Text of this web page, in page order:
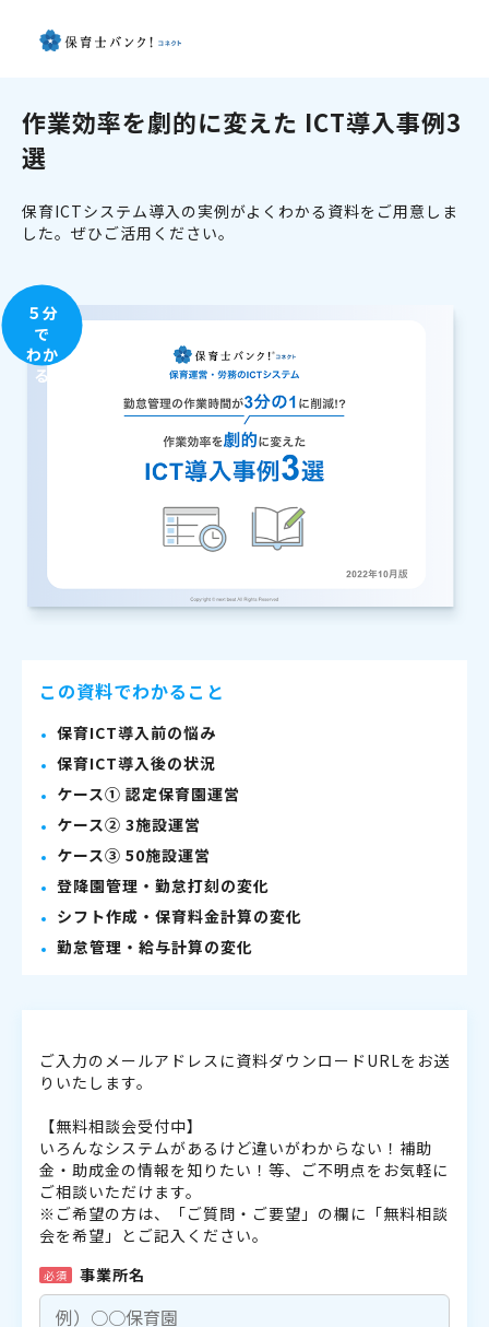
作業効率を劇的に変えた ICT導入事例3
選
保育ICTシステム導入の実例がよくわかる資料をご用意しま
した。ぜひご活用ください。
５分
で
わか
る
この資料でわかること
保育ICT導入前の悩み
保育ICT導入後の状況
ケース① 認定保育園運営
ケース② 3施設運営
ケース③ 50施設運営
登降園管理・勤怠打刻の変化
シフト作成・保育料金計算の変化
勤怠管理・給与計算の変化
ご入力のメールアドレスに資料ダウンロードURLをお送
りいたします。
【無料相談会受付中】
いろんなシステムがあるけど違いがわからない！補助
金・助成金の情報を知りたい！等、ご不明点をお気軽に
ご相談いただけます。
※ご希望の方は、「ご質問・ご要望」の欄に「無料相談
会を希望」とご記入ください。
必須 事業所名